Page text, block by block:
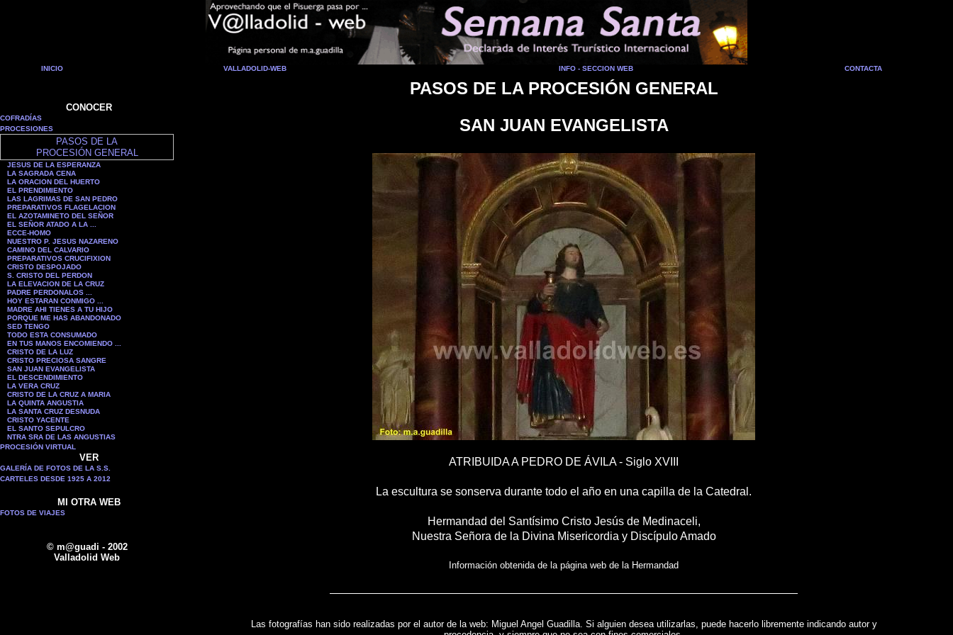
INICIO VALLADOLID-WEB INFO - SECCION WEB CONTACTA
CONOCER
COFRADÍAS
PROCESIONES
PASOS DE LA
PROCESIÓN GENERAL
JESUS DE LA ESPERANZA
LA SAGRADA CENA
LA ORACION DEL HUERTO
EL PRENDIMIENTO
LAS LAGRIMAS DE SAN PEDRO
PREPARATIVOS FLAGELACION
EL AZOTAMINETO DEL SEÑOR
EL SEÑOR ATADO A LA ...
ECCE-HOMO
NUESTRO P. JESUS NAZARENO
CAMINO DEL CALVARIO
PREPARATIVOS CRUCIFIXION
CRISTO DESPOJADO
S. CRISTO DEL PERDON
LA ELEVACION DE LA CRUZ
PADRE PERDONALOS ...
HOY ESTARAN CONMIGO ...
MADRE AHI TIENES A TU HIJO
PORQUE ME HAS ABANDONADO
SED TENGO
TODO ESTA CONSUMADO
EN TUS MANOS ENCOMIENDO ...
CRISTO DE LA LUZ
CRISTO PRECIOSA SANGRE
SAN JUAN EVANGELISTA
EL DESCENDIMIENTO
LA VERA CRUZ
CRISTO DE LA CRUZ A MARIA
LA QUINTA ANGUSTIA
LA SANTA CRUZ DESNUDA
CRISTO YACENTE
EL SANTO SEPULCRO
NTRA SRA DE LAS ANGUSTIAS
PROCESIÓN VIRTUAL
VER
GALERÍA DE FOTOS DE LA S.S.
CARTELES DESDE 1925 A 2012
MI OTRA WEB
FOTOS DE VIAJES
© m@guadi - 2002
Valladolid Web
PASOS DE LA PROCESIÓN GENERAL
SAN JUAN EVANGELISTA
ATRIBUIDA A PEDRO DE ÁVILA - Siglo XVIII
La escultura se sonserva durante todo el año en una capilla de la Catedral.
Hermandad del Santísimo Cristo Jesús de Medinaceli,
Nuestra Señora de la Divina Misericordia y Discípulo Amado
Información obtenida de la página web de la Hermandad
Las fotografías han sido realizadas por el autor de la web: Miguel Angel Guadilla. Si alguien desea utilizarlas, puede hacerlo libremente indicando autor y